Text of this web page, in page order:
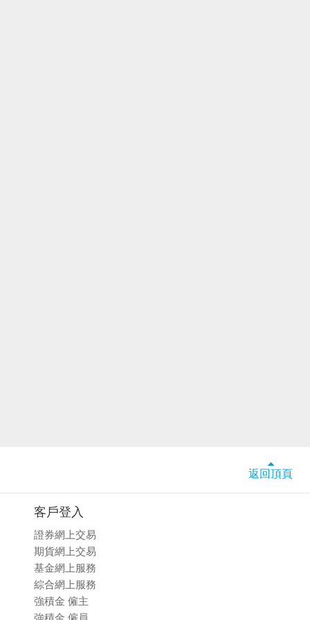
返回頂頁
客戶登入
證券網上交易
期貨網上交易
基金網上服務
綜合網上服務
強積金 僱主
強積金 僱員